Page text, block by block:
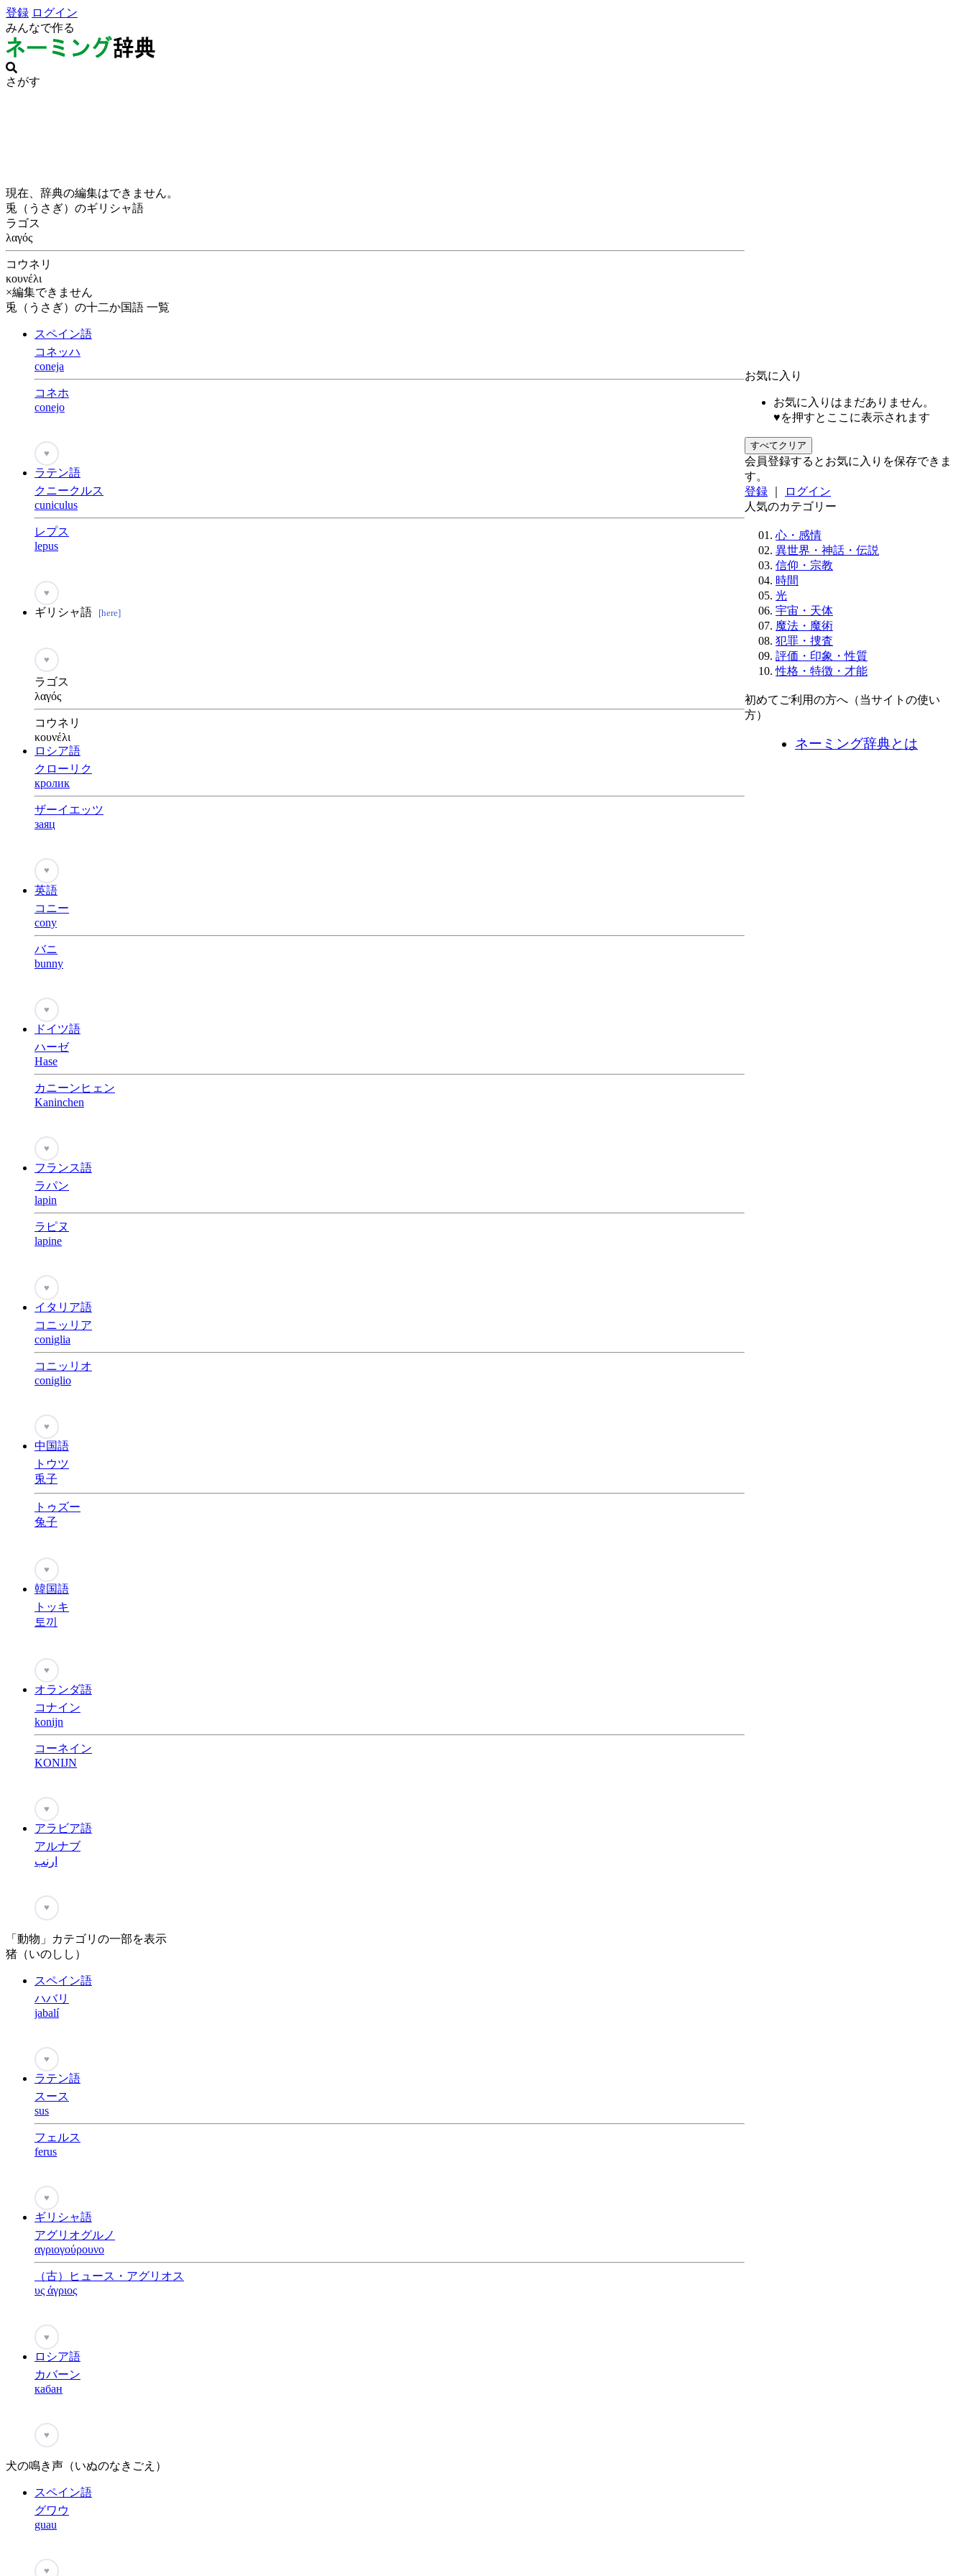
登録 ログイン
みんなで作る
さがす
現在、辞典の編集はできません。
兎（うさぎ）のギリシャ語
ラゴス
λαγός
コウネリ
κουνέλι
×編集できません
兎（うさぎ）の十二か国語 一覧
スペイン語
コネッハ
coneja
コネホ
conejo
♥
ラテン語
クニークルス
cuniculus
レプス
lepus
♥
ギリシャ語 [here]
♥
ラゴス
λαγός
コウネリ
κουνέλι
ロシア語
クローリク
кролик
ザーイエッツ
заяц
♥
英語
コニー
cony
バニ
bunny
♥
ドイツ語
ハーゼ
Hase
カニーンヒェン
Kaninchen
♥
フランス語
ラパン
lapin
ラピヌ
lapine
♥
イタリア語
コニッリア
coniglia
コニッリオ
coniglio
♥
中国語
トウツ
兎子
トゥズー
兔子
♥
韓国語
トッキ
토끼
♥
オランダ語
コナイン
konijn
コーネイン
KONIJN
♥
アラビア語
アルナブ
ارنب
♥
「動物」カテゴリの一部を表示
猪（いのしし）
スペイン語
ハバリ
jabalí
♥
ラテン語
スース
sus
フェルス
ferus
♥
ギリシャ語
アグリオグルノ
αγριογούρουνο
（古）ヒュース・アグリオス
υς άγριος
♥
ロシア語
カバーン
кабан
♥
犬の鳴き声（いぬのなきごえ）
スペイン語
グワウ
guau
♥
お気に入り
お気に入りはまだありません。
♥を押すとここに表示されます
すべてクリア
会員登録するとお気に入りを保存できま
す。
登録
ログイン
人気のカテゴリー
心・感情
異世界・神話・伝説
信仰・宗教
時間
光
宇宙・天体
魔法・魔術
犯罪・捜査
評価・印象・性質
性格・特徴・才能
初めてご利用の方へ（当サイトの使い
方）
ネーミング辞典とは